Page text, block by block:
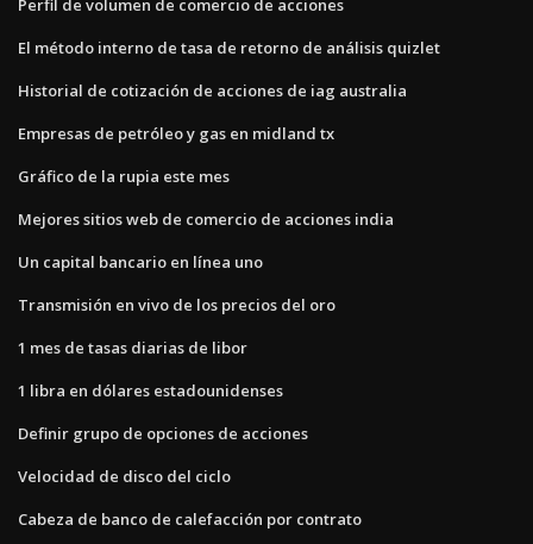
Perfil de volumen de comercio de acciones
El método interno de tasa de retorno de análisis quizlet
Historial de cotización de acciones de iag australia
Empresas de petróleo y gas en midland tx
Gráfico de la rupia este mes
Mejores sitios web de comercio de acciones india
Un capital bancario en línea uno
Transmisión en vivo de los precios del oro
1 mes de tasas diarias de libor
1 libra en dólares estadounidenses
Definir grupo de opciones de acciones
Velocidad de disco del ciclo
Cabeza de banco de calefacción por contrato